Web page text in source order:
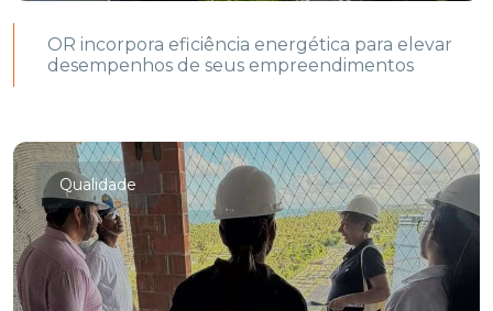
OR incorpora eficiência energética para elevar
desempenhos de seus empreendimentos
Qualidade